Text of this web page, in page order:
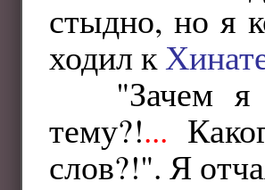
стыдно, но я
ходил к
"Зачем
тему?!...
слов?!". Я